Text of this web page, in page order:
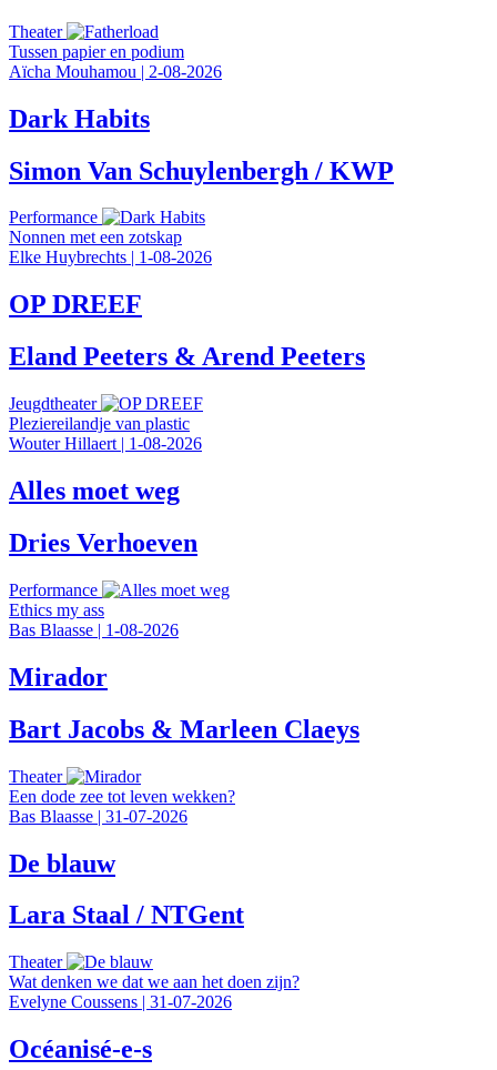
Theater
Tussen papier en podium
Aïcha Mouhamou | 2-08-2026
Dark Habits
Simon Van Schuylenbergh / KWP
Performance
Nonnen met een zotskap
Elke Huybrechts
1-08-2026
OP DREEF
Eland Peeters & Arend Peeters
Jeugdtheater
Pleziereilandje van plastic
Wouter Hillaert | 1-08-2026
Alles moet weg
Dries Verhoeven
Performance
Ethics my ass
Bas Blaasse | 1-08-2026
Mirador
Bart Jacobs & Marleen Claeys
Theater
Een dode zee tot leven wekken?
Bas Blaasse | 31-07-2026
De blauw
Lara Staal / NTGent
Theater
Wat denken we dat we aan het doen zijn?
Evelyne Coussens | 31-07-2026
Océanisé-e-s